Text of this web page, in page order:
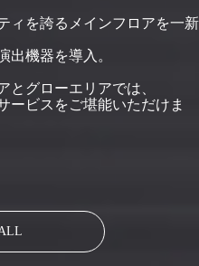
ィを誇るメインフロアを一新
出機器を導入。
とグローエリアでは、
ービスをご堪能いただけま